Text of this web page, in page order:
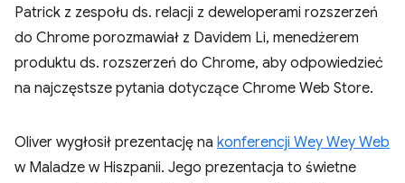
Patrick z zespołu ds. relacji z deweloperami rozszerzeń
do Chrome porozmawiał z Davidem Li, menedżerem
produktu ds. rozszerzeń do Chrome, aby odpowiedzieć
na najczęstsze pytania dotyczące Chrome Web Store.
Oliver wygłosił prezentację na konferencji Wey Wey Web
w Maladze w Hiszpanii. Jego prezentacja to świetne